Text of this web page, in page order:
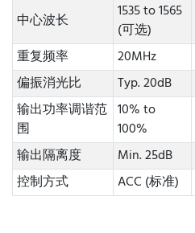
中心波长
1535 to 1565
(可选)
重复频率
20MHz
偏振消光比
Typ. 20dB
输出功率调谐范
围
10% to
100%
输出隔离度
Min. 25dB
控制方式
ACC (标准)